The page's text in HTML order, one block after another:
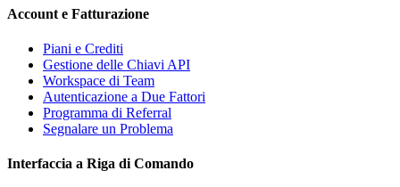
Account e Fatturazione
Piani e Crediti
Gestione delle Chiavi API
Workspace di Team
Autenticazione a Due Fattori
Programma di Referral
Segnalare un Problema
Interfaccia a Riga di Comando